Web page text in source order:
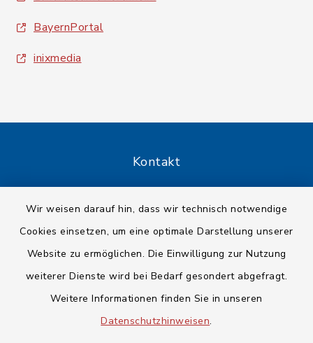
Wir weisen darauf hin, dass wir technisch notwendige
Cookies einsetzen, um eine optimale Darstellung unserer
Website zu ermöglichen. Die Einwilligung zur Nutzung
weiterer Dienste wird bei Bedarf gesondert abgefragt.
Weitere Informationen finden Sie in unseren
Datenschutzhinweisen.
BayernPortal
inixmedia
Kontakt
Datenschutz
Impressum
Sitemap